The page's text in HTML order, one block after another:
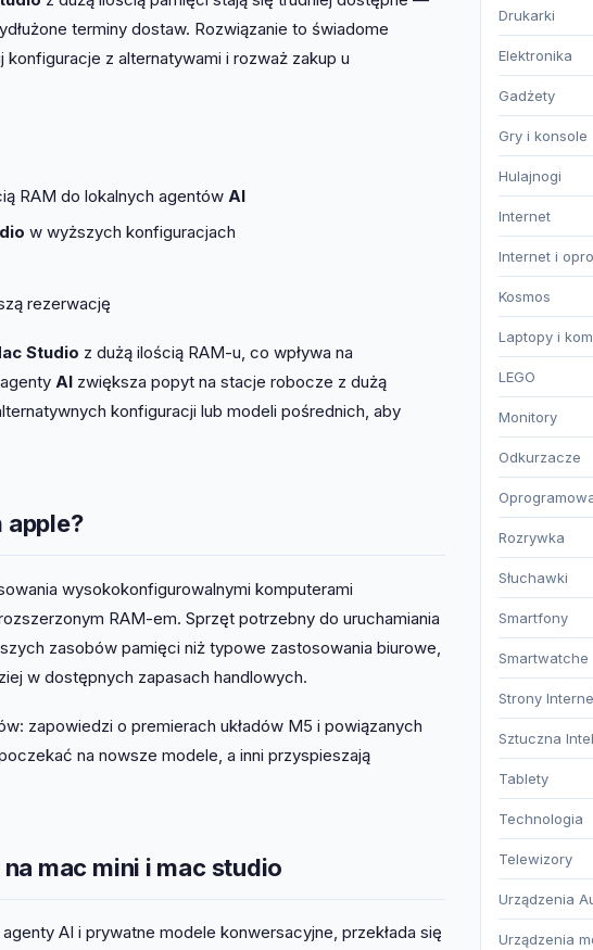
terminy dostaw. Rozwiązanie to świadome
z alternatywami i rozważ zakup u
RAM do lokalnych agentów AI
w wyższych konfiguracjach
rezerwację
Studio z dużą ilością RAM-u, co wpływa na
AI zwiększa popyt na stacje robocze z dużą
konfiguracji lub modeli pośrednich, aby
apple?
wysokokonfigurowalnymi komputerami
RAM-em. Sprzęt potrzebny do uruchamiania
zasobów pamięci niż typowe zastosowania biurowe,
w dostępnych zapasach handlowych.
zapowiedzi o premierach układów M5 i powiązanych
na nowsze modele, a inni przyspieszają
mac mini i mac studio
AI i prywatne modele konwersacyjne, przekłada się
Drukarki
Elektronika
Gadżety
Gry i konsole
Hulajnogi
Internet
Internet i
Kosmos
Laptopy i
LEGO
Monitory
Odkurzacze
Rozrywka
Słuchawki
Smartfony
Smartwatche
Strony
Sztuczna
Tablety
Technologia
Telewizory
Urządzenia
Urządzenia